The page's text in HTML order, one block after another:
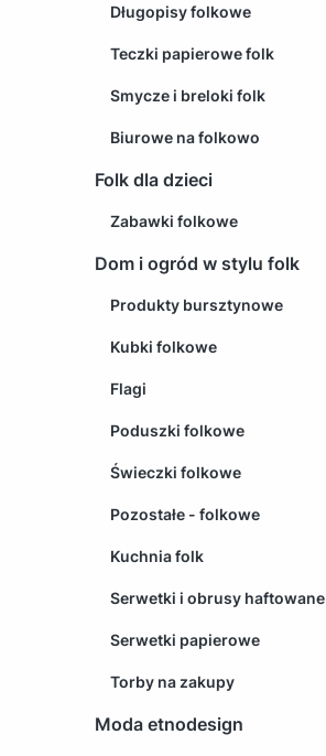
Długopisy folkowe
Teczki papierowe folk
Smycze i breloki folk
Biurowe na folkowo
Folk dla dzieci
Zabawki folkowe
Dom i ogród w stylu folk
Produkty bursztynowe
Kubki folkowe
Flagi
Poduszki folkowe
Świeczki folkowe
Pozostałe - folkowe
Kuchnia folk
Serwetki i obrusy haftowane
Serwetki papierowe
Torby na zakupy
Moda etnodesign